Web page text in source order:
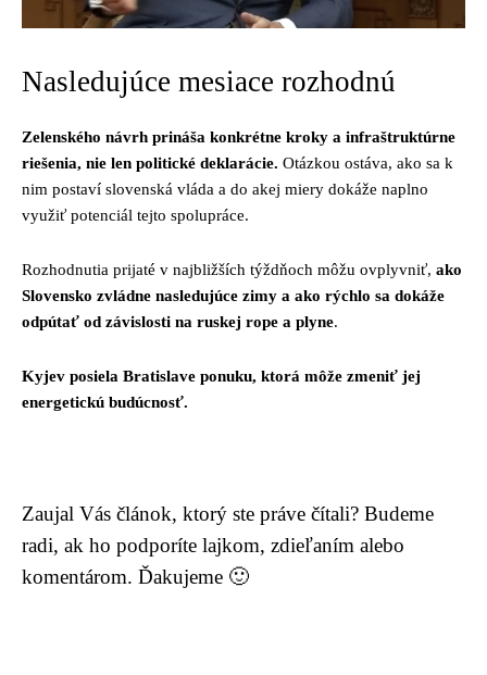
Nasledujúce mesiace rozhodnú
Zelenského návrh prináša konkrétne kroky a infraštruktúrne
riešenia, nie len politické deklarácie. Otázkou ostáva, ako sa k
nim postaví slovenská vláda a do akej miery dokáže naplno
využiť potenciál tejto spolupráce.
Rozhodnutia prijaté v najbližších týždňoch môžu ovplyvniť, ako
Slovensko zvládne nasledujúce zimy a ako rýchlo sa dokáže
odpútať od závislosti na ruskej rope a plyne.
Kyjev posiela Bratislave ponuku, ktorá môže zmeniť jej
energetickú budúcnosť.
Zaujal Vás článok, ktorý ste práve čítali? Budeme
radi, ak ho podporíte lajkom, zdieľaním alebo
komentárom. Ďakujeme 🙂